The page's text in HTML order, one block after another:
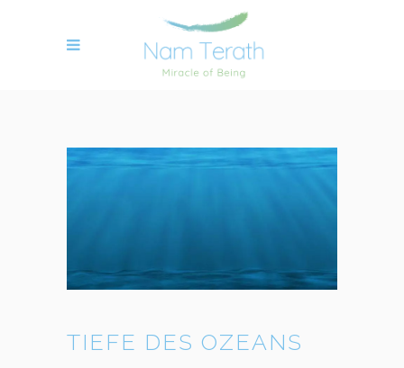
TIEFE DES OZEANS